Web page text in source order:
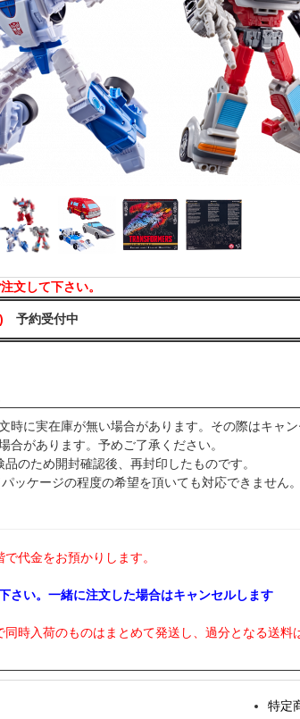
文して下さい。
予約受付中
時に実在庫が無い場合があります。その際はキャ
合があります。予めご了承ください。
のため開封確認後、再封印したものです。
ッケージの程度の希望を頂いても対応できません
代金をお預かりします。
さい。一緒に注文した場合はキャンセルします
時入荷のものはまとめて発送し、過分となる送料
特定